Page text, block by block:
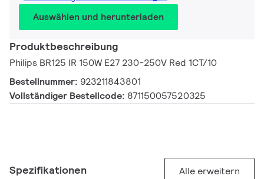
Auswählen und herunterladen
Produktbeschreibung
Philips BR125 IR 150W E27 230-250V Red 1CT/10
Bestellnummer: 923211843801
Vollständiger Bestellcode: 871150057520325
Spezifikationen Alle erweitern